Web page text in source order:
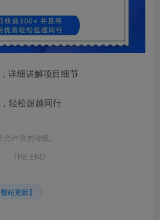
详细讲解项目细节
轻松超越同行
许请勿转载。
THE END
站更新】